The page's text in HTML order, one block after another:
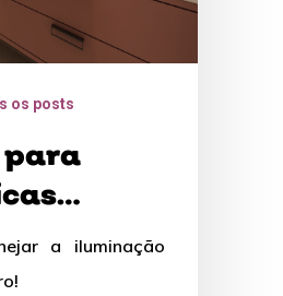
os posts
você
a iluminação